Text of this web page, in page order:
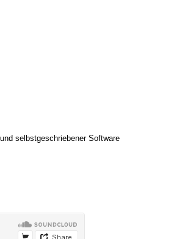
selbstgeschriebener Software